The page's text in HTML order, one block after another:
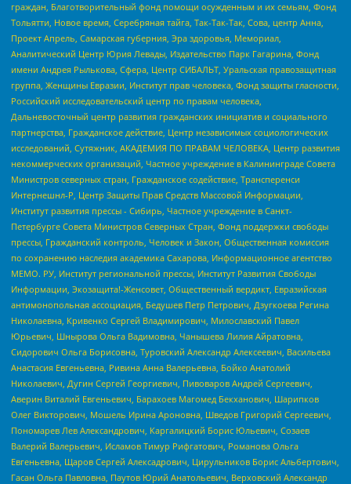
граждан, Благотворительный фонд помощи осужденным и их семьям, Фонд
Тольятти, Новое время, Серебряная тайга, Так-Так-Так, Сова, центр Анна,
Проект Апрель, Самарская губерния, Эра здоровья, Мемориал,
Аналитический Центр Юрия Левады, Издательство Парк Гагарина, Фонд
имени Андрея Рылькова, Сфера, Центр СИБАЛЬТ, Уральская правозащитная
группа, Женщины Евразии, Институт прав человека, Фонд защиты гласности,
Российский исследовательский центр по правам человека,
Дальневосточный центр развития гражданских инициатив и социального
партнерства, Гражданское действие, Центр независимых социологических
исследований, Сутяжник, АКАДЕМИЯ ПО ПРАВАМ ЧЕЛОВЕКА, Центр развития
некоммерческих организаций, Частное учреждение в Калининграде Совета
Министров северных стран, Гражданское содействие, Трансперенси
Интернешнл-Р, Центр Защиты Прав Средств Массовой Информации,
Институт развития прессы - Сибирь, Частное учреждение в Санкт-
Петербурге Совета Министров Северных Стран, Фонд поддержки свободы
прессы, Гражданский контроль, Человек и Закон, Общественная комиссия
по сохранению наследия академика Сахарова, Информационное агентство
МЕМО. РУ, Институт региональной прессы, Институт Развития Свободы
Информации, Экозащита!-Женсовет, Общественный вердикт, Евразийская
антимонопольная ассоциация, Бедушев Петр Петрович, Дзугкоева Регина
Николаевна, Кривенко Сергей Владимирович, Милославский Павел
Юрьевич, Шнырова Ольга Вадимовна, Чанышева Лилия Айратовна,
Сидорович Ольга Борисовна, Туровский Александр Алексеевич, Васильева
Анастасия Евгеньевна, Ривина Анна Валерьевна, Бойко Анатолий
Николаевич, Дугин Сергей Георгиевич, Пивоваров Андрей Сергеевич,
Аверин Виталий Евгеньевич, Барахоев Магомед Бекханович, Шарипков
Олег Викторович, Мошель Ирина Ароновна, Шведов Григорий Сергеевич,
Пономарев Лев Александрович, Каргалицкий Борис Юльевич, Созаев
Валерий Валерьевич, Исламов Тимур Рифгатович, Романова Ольга
Евгеньевна, Щаров Сергей Алексадрович, Цирульников Борис Альбертович,
Гасан Ольга Павловна, Паутов Юрий Анатольевич, Верховский Александр